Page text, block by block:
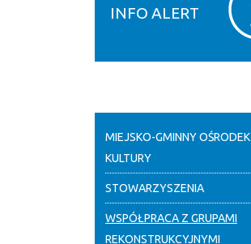
INFO ALERT
MIEJSKO-GMINNY OŚRODEK
KULTURY
STOWARZYSZENIA
WSPÓŁPRACA Z GRUPAMI
REKONSTRUKCYJNYMI